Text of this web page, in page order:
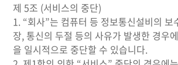
제 5조 (서비스의 중단)
1. “회사”는 컴퓨터 등 정보통신설비의 보
장, 통신의 두절 등의 사유가 발생한 경우
을 일시적으로 중단할 수 있습니다.